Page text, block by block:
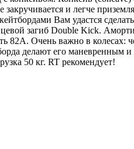
и легче
Вам удастся
загиб Double Kick.
82А. Очень важно в
делают его маневренным
50 кг. RT рекомендует!